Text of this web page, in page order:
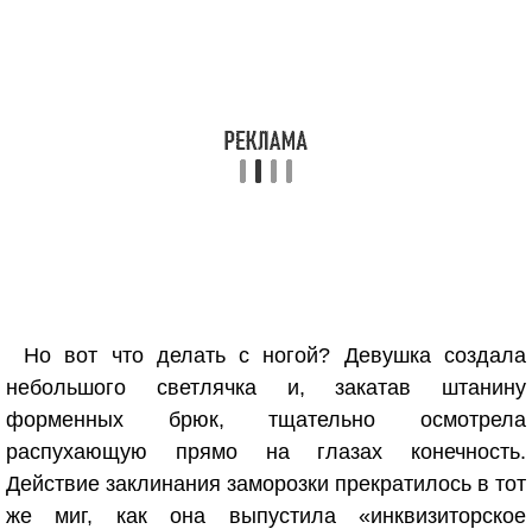
Но вот что делать с ногой? Девушка создала
небольшого светлячка и, закатав штанину
форменных брюк, тщательно осмотрела
распухающую прямо на глазах конечность.
Действие заклинания заморозки прекратилось в тот
же миг, как она выпустила «инквизиторское